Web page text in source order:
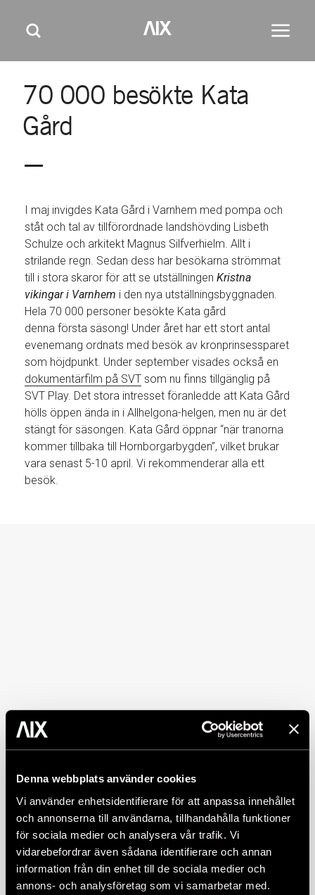
Denna webbplats använder cookies
Vi använder enhetsidentifierare för att anpassa innehållet
och annonserna till användarna, tillhandahålla funktioner
för sociala medier och analysera vår trafik. Vi
vidarebefordrar även sådana identifierare och annan
information från din enhet till de sociala medier och
annons- och analysföretag som vi samarbetar med.
GÅ TILL HUVUDINNEHÅLL
GÅ TILL SIDFOT
M
e
n
y
AIX
Sök
70 000 besökte Kata
Gård
I maj invigdes Kata Gård i Varnhem med pompa och
ståt och tal av tillförordnade landshövding Lisbeth
Schulze och arkitekt Magnus Silfverhielm. Allt i
strilande regn. Sedan dess har besökarna strömmat
till i stora skaror för att se utställningen Kristna
vikingar i Varnhem i den nya utställningsbyggnaden.
Hela 70 000 personer besökte Kata gård
denna första säsong! Under året har ett stort antal
evenemang ordnats med besök av kronprinsessparet
som höjdpunkt. Under september visades också en
dokumentärfilm på SVT som nu finns tillgänglig på
SVT Play. Det stora intresset föranledde att Kata Gård
hölls öppen ända in i Allhelgona-helgen, men nu är det
stängt för säsongen. Kata Gård öppnar “när tranorna
kommer tillbaka till Hornborgarbygden”, vilket brukar
vara senast 5-10 april. Vi rekommenderar alla ett
besök.